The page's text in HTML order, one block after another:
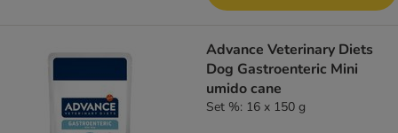
Advance Veterinary Diets
Dog Gastroenteric Mini
umido cane
Set %: 16 x 150 g